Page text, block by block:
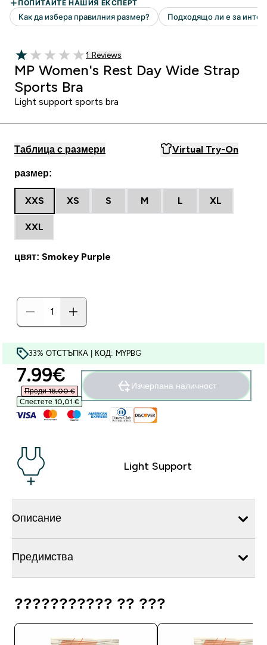
1 out of 5 stars
1 Ревюта
1 Reviews
MP Women's Rest Day Wide Strap
Sports Bra
Light support sports bra
Таблица с размери Virtual Try-On
размер:
XXS XS S M L XL
XXL
цвят: Smokey Purple
33% ОТСТЪПКА | КОД: MYPBG
discounted price
7.99€‎
Преди 18,00 €‎
Спестете 10,01 €‎
Изчерпана наличност
Light Support
Описание
Предимства
??????????? ?? ???